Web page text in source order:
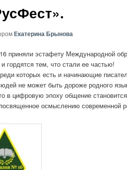
Екатерина Брынова
эстафету Международной
тем, что стали ее частью!
которых есть и начинающие
не может быть дороже родного
в цифровую эпоху общение
осмыслению современной